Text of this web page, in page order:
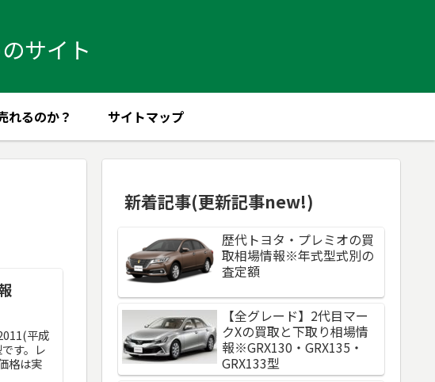
サイト
れるのか？ サイトマップ
平成
す。レ
格は実
新着記事(更新記事new!)
歴代トヨタ・プレミオの買
取相場情報※年式型式別の
査定額
【全グレード】2代目マー
クXの買取と下取り相場情
報※GRX130・GRX135・
GRX133型